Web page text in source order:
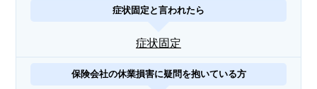
症状固定と言われたら
症状固定
保険会社の休業損害に疑問を抱いている方